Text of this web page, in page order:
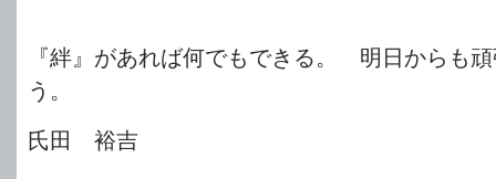
『絆』があれば何でもできる。 明日からも
う。
氏田 裕吉